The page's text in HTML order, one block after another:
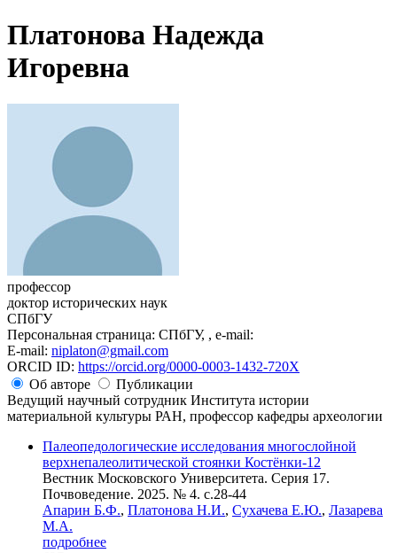
Платонова Надежда
Игоревна
профессор
доктор исторических наук
СПбГУ
Персональная страница: СПбГУ, , e-mail:
E-mail: niplaton@gmail.com
ORCID ID: https://orcid.org/0000-0003-1432-720X
Об авторе
Публикации
Ведущий научный сотрудник Института истории
материальной культуры РАН, профессор кафедры археологии
Палеопедологические исследования многослойной
верхнепалеолитической стоянки Костёнки-12
Вестник Московского Университета. Серия 17.
Почвоведение. 2025. № 4. c.28-44
Апарин Б.Ф., Платонова Н.И., Сухачева Е.Ю., Лазарева
М.А.
подробнее